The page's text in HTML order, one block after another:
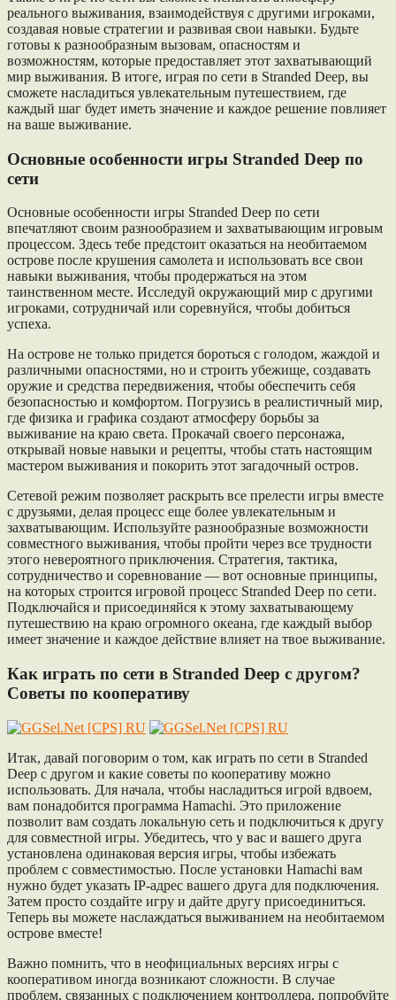
реального выживания, взаимодействуя с другими игроками,
создавая новые стратегии и развивая свои навыки. Будьте
готовы к разнообразным вызовам, опасностям и
возможностям, которые предоставляет этот захватывающий
мир выживания. В итоге, играя по сети в Stranded Deep, вы
сможете насладиться увлекательным путешествием, где
каждый шаг будет иметь значение и каждое решение повлияет
на ваше выживание.
Основные особенности игры Stranded Deep по
сети
Основные особенности игры Stranded Deep по сети
впечатляют своим разнообразием и захватывающим игровым
процессом. Здесь тебе предстоит оказаться на необитаемом
острове после крушения самолета и использовать все свои
навыки выживания, чтобы продержаться на этом
таинственном месте. Исследуй окружающий мир с другими
игроками, сотрудничай или соревнуйся, чтобы добиться
успеха.
На острове не только придется бороться с голодом, жаждой и
различными опасностями, но и строить убежище, создавать
оружие и средства передвижения, чтобы обеспечить себя
безопасностью и комфортом. Погрузись в реалистичный мир,
где физика и графика создают атмосферу борьбы за
выживание на краю света. Прокачай своего персонажа,
открывай новые навыки и рецепты, чтобы стать настоящим
мастером выживания и покорить этот загадочный остров.
Сетевой режим позволяет раскрыть все прелести игры вместе
с друзьями, делая процесс еще более увлекательным и
захватывающим. Используйте разнообразные возможности
совместного выживания, чтобы пройти через все трудности
этого невероятного приключения. Стратегия, тактика,
сотрудничество и соревнование — вот основные принципы,
на которых строится игровой процесс Stranded Deep по сети.
Подключайся и присоединяйся к этому захватывающему
путешествию на краю огромного океана, где каждый выбор
имеет значение и каждое действие влияет на твое выживание.
Как играть по сети в Stranded Deep с другом?
Советы по кооперативу
Итак, давай поговорим о том, как играть по сети в Stranded
Deep с другом и какие советы по кооперативу можно
использовать. Для начала, чтобы насладиться игрой вдвоем,
вам понадобится программа Hamachi. Это приложение
позволит вам создать локальную сеть и подключиться к другу
для совместной игры. Убедитесь, что у вас и вашего друга
установлена одинаковая версия игры, чтобы избежать
проблем с совместимостью. После установки Hamachi вам
нужно будет указать IP-адрес вашего друга для подключения.
Затем просто создайте игру и дайте другу присоединиться.
Теперь вы можете наслаждаться выживанием на необитаемом
острове вместе!
Важно помнить, что в неофициальных версиях игры с
кооперативом иногда возникают сложности. В случае
проблем, связанных с подключением контроллера, попробуйте